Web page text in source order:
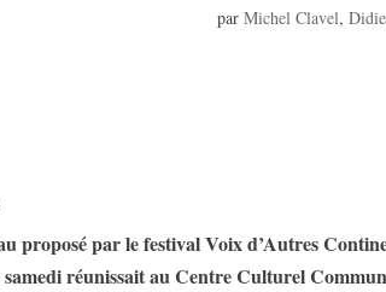
par Michel Clavel,
proposé par le festival Voix d’Autres
samedi réunissait au Centre Culturel